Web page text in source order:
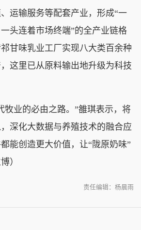
运输服务等配套产业，形成“一
头连着市场终端”的全产业链格
甘味乳业工厂实现八大类百余种
这里已从原料输出地升级为科技
业的必由之路。”雒琪表示，将
深化大数据与养殖技术的融合应
能创造更大价值，让“陇原奶味”
）
责任编辑：杨晨雨